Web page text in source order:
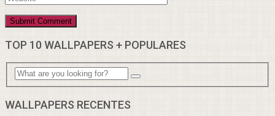
TOP 10 WALLPAPERS + POPULARES
WALLPAPERS RECENTES